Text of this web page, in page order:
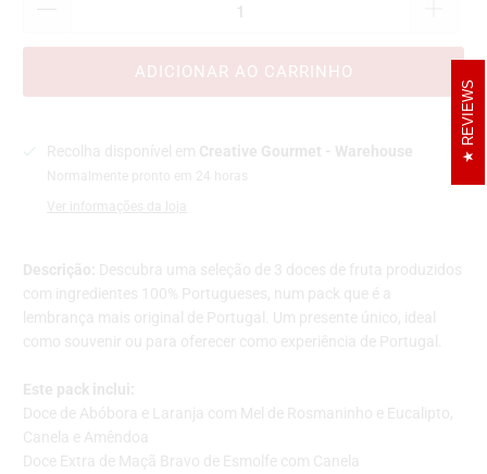
ADICIONAR AO CARRINHO
Recolha disponível em Creative Gourmet - Warehouse
Normalmente pronto em 24 horas
Ver informações da loja
Descrição: Descubra uma seleção de 3 doces de fruta produzidos
com ingredientes 100% Portugueses, num pack que é a
lembrança mais original de Portugal. Um presente único, ideal
como souvenir ou para oferecer como experiência de Portugal.
Este pack inclui:
Doce de Abóbora e Laranja com Mel de Rosmaninho e Eucalipto,
Canela e Amêndoa
Doce Extra de Maçã Bravo de Esmolfe com Canela
REVIEWS